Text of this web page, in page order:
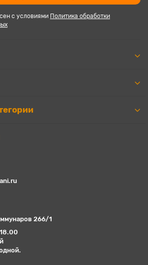
с условиями Политика обработки
266/1